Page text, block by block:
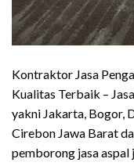
Kontraktor Jasa
Kualitas Terbaik –
yakni Jakarta, Bogor,
Cirebon Jawa Barat
pemborong jasa aspal